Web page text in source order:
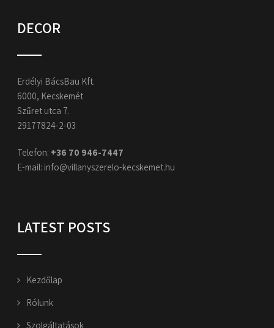
DECOR
Erdélyi BácsBau Kft.
6000, Kecskemét
Szűret utca 7.
29177824-2-03
Telefon: +36 70 946-7447​
E-mail: info@villanyszerelo-kecskemet.hu
LATEST POSTS
Kezdőlap
Rólunk
Szolgáltatások